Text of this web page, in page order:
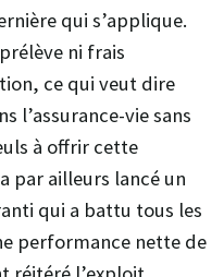
qui s’applique.
ni frais
ce qui veut dire
l’assurance-vie sans
à offrir cette
par ailleurs lancé un
qui a battu tous les
performance nette de